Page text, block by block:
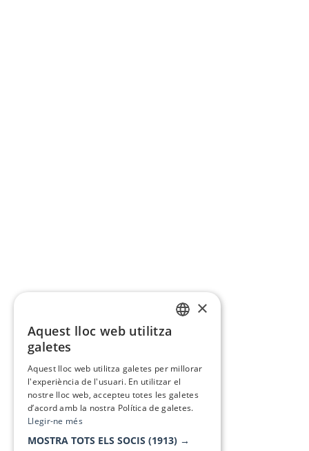
×
Aquest lloc web utilitza
galetes
Aquest lloc web utilitza galetes per millorar
l'experiència de l'usuari. En utilitzar el
nostre lloc web, accepteu totes les galetes
d’acord amb la nostra Política de galetes.
Llegir-ne més
MOSTRA TOTS ELS SOCIS (1913) →